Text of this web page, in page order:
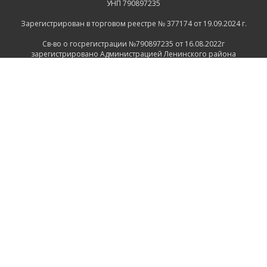
УНП 790897235
Зарегистрирован в торговом реестре № 377174 от 19.09.2024 г.
Св-во о госрегистрации №790897235 от 16.08.2022г
зарегистрировано Администрацией Ленинского района